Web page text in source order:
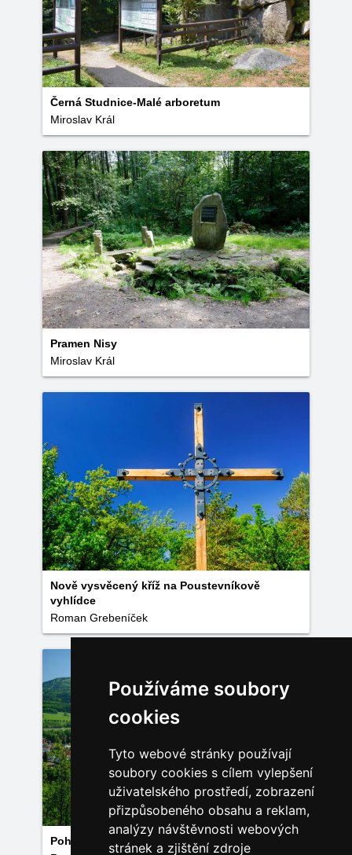
Používáme soubory
cookies
Tyto webové stránky používají
soubory cookies s cílem vylepšení
uživatelského prostředí, zobrazení
přizpůsobeného obsahu a reklam,
analýzy návštěvnosti webových
stránek a zjištění zdroje
Černá Studnice-Malé arboretum
Miroslav Král
Pramen Nisy
Miroslav Král
Nově vysvěcený kříž na Poustevníkově
vyhlídce
Roman Grebeníček
Pohled z Poustevníkovi vyhlídky na Hejnice